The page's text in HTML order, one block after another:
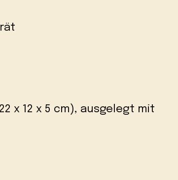
x 12 x 5 cm), ausgelegt mit